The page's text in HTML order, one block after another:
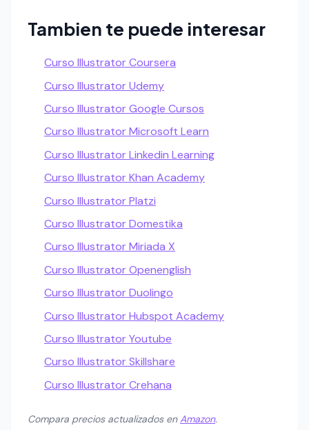
Tambien te puede interesar
Curso Illustrator Coursera
Curso Illustrator Udemy
Curso Illustrator Google Cursos
Curso Illustrator Microsoft Learn
Curso Illustrator Linkedin Learning
Curso Illustrator Khan Academy
Curso Illustrator Platzi
Curso Illustrator Domestika
Curso Illustrator Miriada X
Curso Illustrator Openenglish
Curso Illustrator Duolingo
Curso Illustrator Hubspot Academy
Curso Illustrator Youtube
Curso Illustrator Skillshare
Curso Illustrator Crehana
Compara precios actualizados enAmazon.